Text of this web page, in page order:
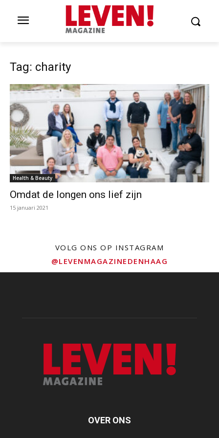
Tag: charity
Health & Beauty
Omdat de longen ons lief zijn
15 januari 2021
VOLG ONS OP INSTAGRAM
@LEVENMAGAZINEDENHAAG
OVER ONS